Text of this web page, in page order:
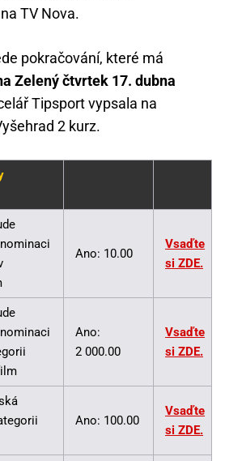
TV Nova.
pokračování, které má
Zelený čtvrtek 17. dubna
Tipsport vypsala na
2 kurz.
Ano: 10.00
Vsaďte
si ZDE.
Ano:
2 000.00
Vsaďte
si ZDE.
Ano: 100.00
Vsaďte
si ZDE.